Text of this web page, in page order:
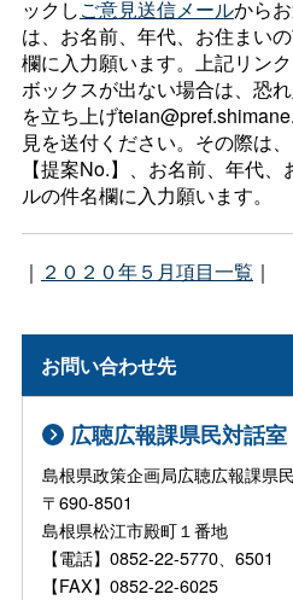
ックしご意見送信メールから
は、お名前、年代、お住まい
欄に入力願います。上記リン
ボックスが出ない場合は、恐
を立ち上げ
見を送付ください。その際は
【提案No.】、お名前、年代
ルの件名欄に入力願います。
｜ ２０２０年５月項目一覧 ｜
お問い合わせ先
広聴広報課県民対話室
島根県政策企画局広聴広報課県
〒690-8501
島根県松江市殿町１番地
【電話】0852-22-5770、6501
【FAX】0852-22-6025